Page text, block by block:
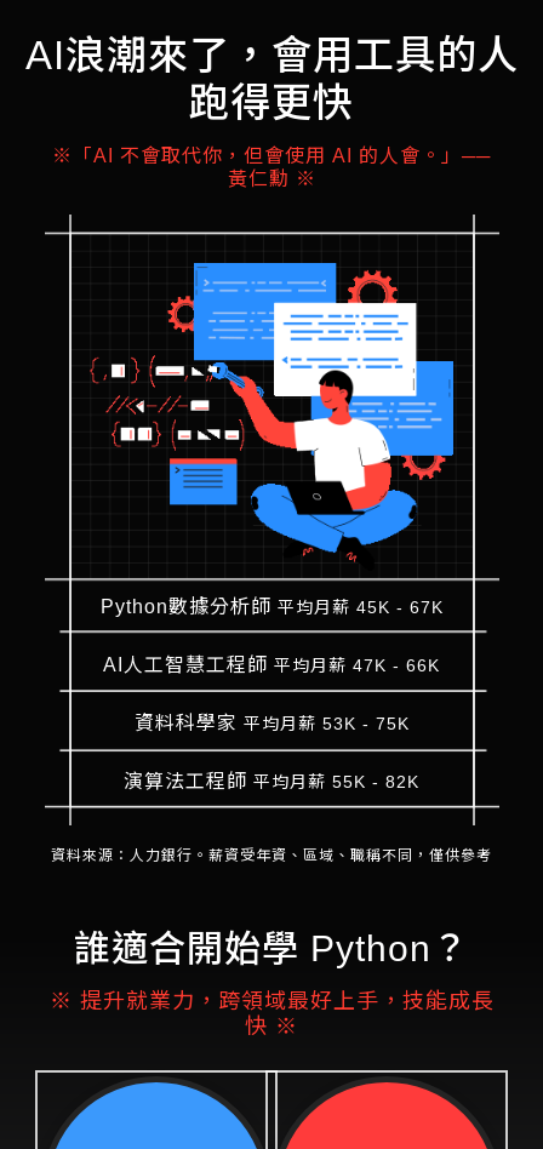
AI浪潮來了，會用工具的人
跑得更快
※「AI 不會取代你，但會使用 AI 的人會。」──
黃仁勳 ※
Python數據分析師 平均月薪 45K - 67K
AI人工智慧工程師 平均月薪 47K - 66K
資料科學家 平均月薪 53K - 75K
演算法工程師 平均月薪 55K - 82K
資料來源：人力銀行。薪資受年資、區域、職稱不同，僅供參考
誰適合開始學 Python？
※ 提升就業力，跨領域最好上手，技能成長
快 ※